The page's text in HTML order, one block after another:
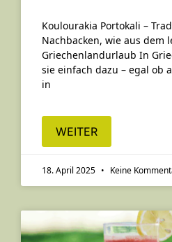
Koulourakia Portokali –
Nachbacken, wie aus dem
Griechenlandurlaub In
sie einfach dazu – egal ob
in
WEITER
18. April 2025 Keine